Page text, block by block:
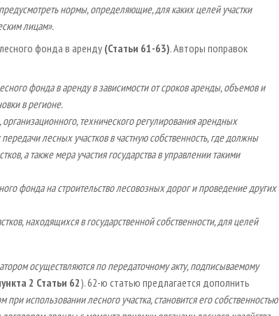
нормы, определяющие, для каких целей участки
лицам».
фонда в аренду (Статьи 61 - 63). Авторы поправок
фонда в аренду в зависимости от сроков аренды, объемов и
в регионе.
технического регулирования арендных
лесных участков в частную собственность, где должны
а также мера участия государства в управлении такими
фонда на строительство лесовозных дорог и проведение других
находящихся в государственной собственности, для целей
осуществляются по передаточному акту, подписываемому
2 Статьи 62). 62-ю статью предлагается дополнить
использовании лесного участка, становится его собственностью